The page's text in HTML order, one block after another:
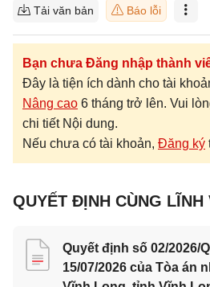
Tải văn bản Báo lỗi
Bạn chưa Đăng nhập thành
Đây là tiện ích dành cho tài
Nâng cao 6 tháng trở lên. Vui
chi tiết Nội dung.
Nếu chưa có tài khoản, Đăng ký
QUYẾT ĐỊNH CÙNG LĨNH
Quyết định số 02/2026/
15/07/2026 của Tòa án